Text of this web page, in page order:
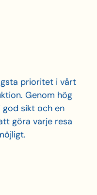
prioritet i vårt
Genom hög
sikt och en
göra varje resa